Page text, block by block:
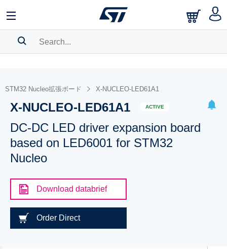
BOOKMARK
Pleaselog into show your saved searches.
STM32 Nucleo拡張ボード X-NUCLEO-LED61A1
X-NUCLEO-LED61A1 ACTIVE
DC-DC LED driver expansion board
based on LED6001 for STM32
Nucleo
Download databrief
Order Direct